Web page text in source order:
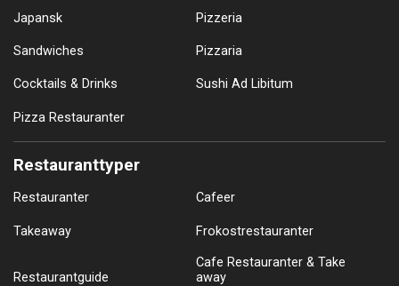
Japansk Pizzeria
Sandwiches Pizzaria
Cocktails & Drinks Sushi Ad Libitum
Pizza Restauranter
Restauranttyper
Restauranter Cafeer
Takeaway Frokostrestauranter
Restaurantguide
Cafe Restauranter & Take
away